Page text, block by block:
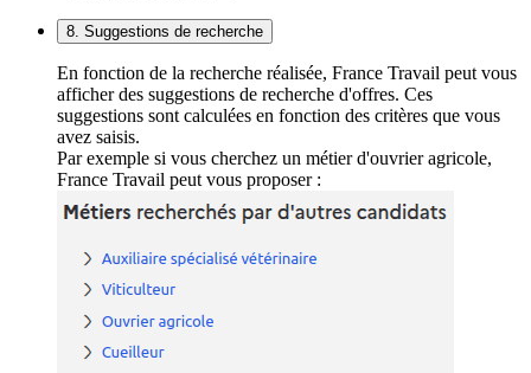
8. Suggestions de recherche
En fonction de la recherche réalisée, France Travail peut vous
afficher des suggestions de recherche d'offres. Ces
suggestions sont calculées en fonction des critères que vous
avez saisis.
Par exemple si vous cherchez un métier d'ouvrier agricole,
France Travail peut vous proposer :